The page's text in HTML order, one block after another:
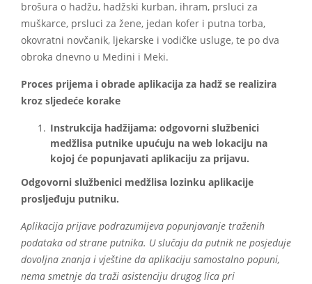
brošura o hadžu, hadžski kurban, ihram, prsluci za
muškarce, prsluci za žene, jedan kofer i putna torba,
okovratni novčanik, ljekarske i vodičke usluge, te po dva
obroka dnevno u Medini i Meki.
Proces prijema i obrade aplikacija za hadž se realizira
kroz sljedeće korake
Instrukcija hadžijama: odgovorni službenici
medžlisa putnike upućuju na web lokaciju na
kojoj će popunjavati aplikaciju za prijavu.
Odgovorni službenici medžlisa lozinku aplikacije
prosljeđuju putniku.
Aplikacija prijave podrazumijeva popunjavanje traženih
podataka od strane putnika. U slučaju da putnik ne posjeduje
dovoljna znanja i vještine da aplikaciju samostalno popuni,
nema smetnje da traži asistenciju drugog lica pri